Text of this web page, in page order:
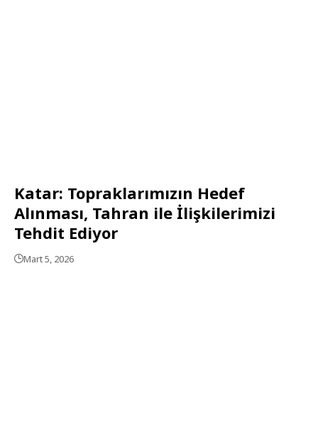
Katar: Topraklarımızın Hedef
Alınması, Tahran ile İlişkilerimizi
Tehdit Ediyor
Mart 5, 2026